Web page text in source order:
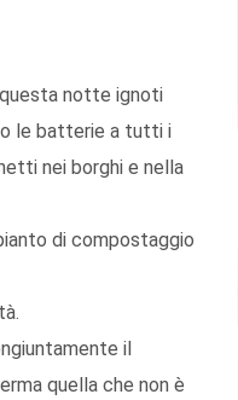
notte ignoti
le batterie a tutti i
nei borghi e nella
di compostaggio
il
quella che non è